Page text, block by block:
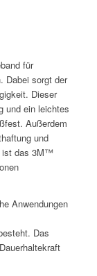
für
Dabei sorgt der
Dieser
und ein leichtes
Außerdem
und
ist das 3M™
Anwendungen
Das